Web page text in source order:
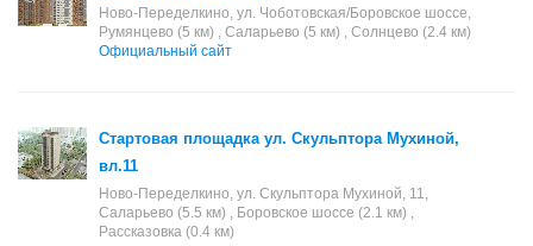
Ново-Переделкино, ул. Чоботовская/Боровское шоссе,
Румянцево (5 км) , Саларьево (5 км) , Солнцево (2.4 км)
Официальный сайт
Стартовая площадка ул. Скульптора Мухиной,
вл.11
Ново-Переделкино, ул. Скульптора Мухиной, 11,
Саларьево (5.5 км) , Боровское шоссе (2.1 км) ,
Рассказовка (0.4 км)